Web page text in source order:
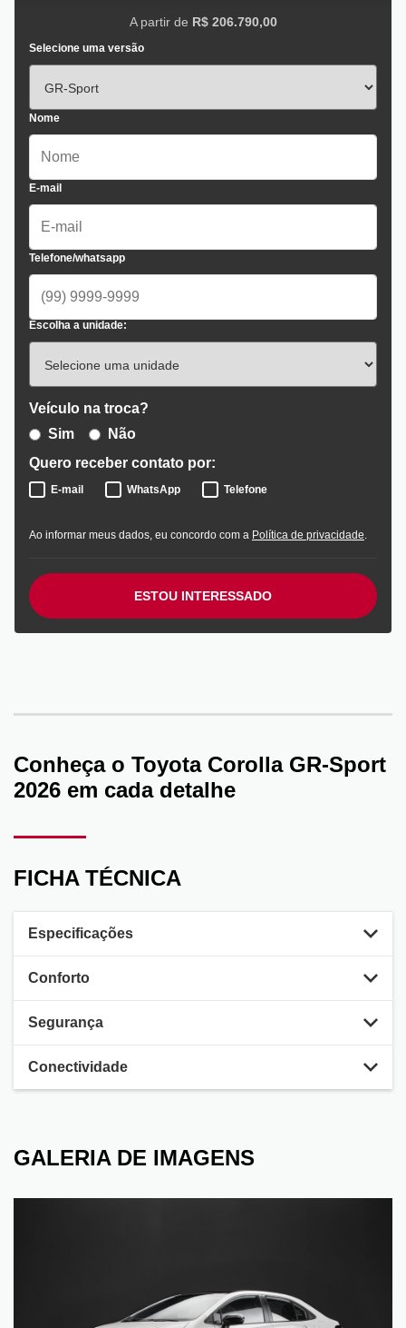
A partir de R$ 206.790,00
Selecione uma versão
Nome
E-mail
Telefone/whatsapp
Escolha a unidade:
Veículo na troca?
Sim
Não
Quero receber contato por:
E-mail WhatsApp Telefone
Ao informar meus dados, eu concordo com a Política de privacidade.
ESTOU INTERESSADO
Conheça o Toyota Corolla GR-Sport
2026 em cada detalhe
FICHA TÉCNICA
Especificações
Conforto
Segurança
Conectividade
GALERIA DE IMAGENS